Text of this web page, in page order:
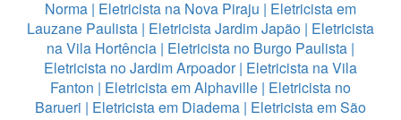
Norma | Eletricista na Nova Piraju | Eletricista em
Lauzane Paulista | Eletricista Jardim Japão | Eletricista
na Vila Hortência | Eletricista no Burgo Paulista |
Eletricista no Jardim Arpoador| Eletricista na Vila
Fanton | Eletricista em Alphaville | Eletricista no
Barueri | Eletricista em Diadema | Eletricista em São